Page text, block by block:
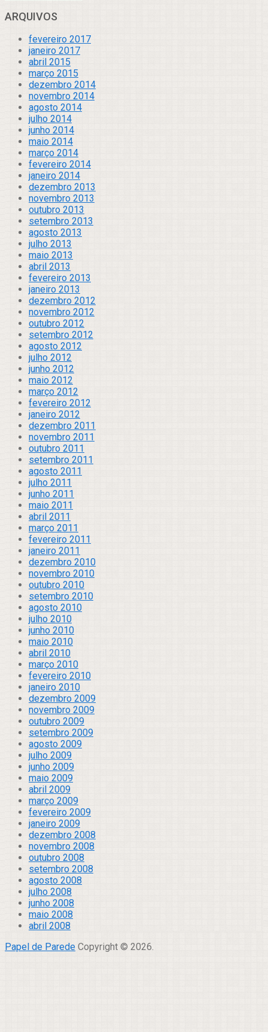
ARQUIVOS
fevereiro 2017
janeiro 2017
abril 2015
março 2015
dezembro 2014
novembro 2014
agosto 2014
julho 2014
junho 2014
maio 2014
março 2014
fevereiro 2014
janeiro 2014
dezembro 2013
novembro 2013
outubro 2013
setembro 2013
agosto 2013
julho 2013
maio 2013
abril 2013
fevereiro 2013
janeiro 2013
dezembro 2012
novembro 2012
outubro 2012
setembro 2012
agosto 2012
julho 2012
junho 2012
maio 2012
março 2012
fevereiro 2012
janeiro 2012
dezembro 2011
novembro 2011
outubro 2011
setembro 2011
agosto 2011
julho 2011
junho 2011
maio 2011
abril 2011
março 2011
fevereiro 2011
janeiro 2011
dezembro 2010
novembro 2010
outubro 2010
setembro 2010
agosto 2010
julho 2010
junho 2010
maio 2010
abril 2010
março 2010
fevereiro 2010
janeiro 2010
dezembro 2009
novembro 2009
outubro 2009
setembro 2009
agosto 2009
julho 2009
junho 2009
maio 2009
abril 2009
março 2009
fevereiro 2009
janeiro 2009
dezembro 2008
novembro 2008
outubro 2008
setembro 2008
agosto 2008
julho 2008
junho 2008
maio 2008
abril 2008
Papel de Parede Copyright © 2026.